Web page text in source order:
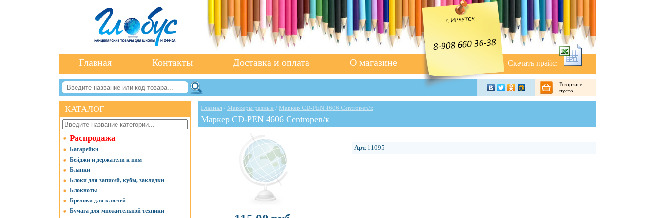
Скачать прайс:
Главная Контакты Доставка и оплата О магазине
В корзине
пусто
КАТАЛОГ
Распродажа
Батарейки
Бейджи и держатели к ним
Бланки
Блоки для записей, кубы, закладки
Блокноты
Брелоки для ключей
Бумага для множительной техники
Главная / Маркеры разные / Маркер CD-PEN 4606 Centropen/к
Маркер CD-PEN 4606 Centropen/к
Арт. 11095